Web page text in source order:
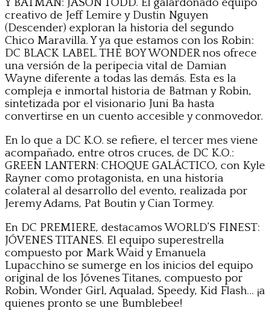
creativo de Jeff Lemire y Dustin Nguyen
(Descender) exploran la historia del segundo
Chico Maravilla. Y ya que estamos con los Robin:
DC BLACK LABEL. THE BOY WONDER nos ofrece
una versión de la peripecia vital de Damian
Wayne diferente a todas las demás. Esta es la
compleja e inmortal historia de Batman y Robin,
sintetizada por el visionario Juni Ba hasta
convertirse en un cuento accesible y conmovedor.
En lo que a DC K.O. se refiere, el tercer mes viene
acompañado, entre otros cruces, de DC K.O.:
GREEN LANTERN: CHOQUE GALÁCTICO, con Kyle
Rayner como protagonista, en una historia
colateral al desarrollo del evento, realizada por
Jeremy Adams, Pat Boutin y Cian Tormey.
En DC PREMIERE, destacamos WORLD’S FINEST:
JÓVENES TITANES. El equipo superestrella
compuesto por Mark Waid y Emanuela
Lupacchino se sumerge en los inicios del equipo
original de los Jóvenes Titanes, compuesto por
Robin, Wonder Girl, Aqualad, Speedy, Kid Flash… ¡a
quienes pronto se une Bumblebee!